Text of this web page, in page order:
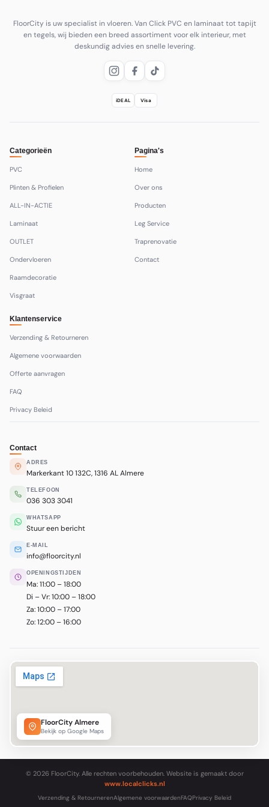
FloorCity is uw specialist in vloeren. Van Click PVC en laminaat tot tapijt
en tegels, wij bieden een breed assortiment voor elk interieur, met
deskundig advies en snelle levering.
iDEAL Visa
Categorieën
PVC
Plinten & Profielen
ALL-IN-ACTIE
Laminaat
OUTLET
Ondervloeren
Raamdecoratie
Visgraat
Pagina's
Home
Over ons
Producten
Leg Service
Traprenovatie
Contact
Klantenservice
Verzending & Retourneren
Algemene voorwaarden
Offerte aanvragen
FAQ
Privacy Beleid
Contact
ADRES
Markerkant 10 132C, 1316 AL Almere
TELEFOON
036 303 3041
WHATSAPP
Stuur een bericht
E-MAIL
info@floorcity.nl
OPENINGSTIJDEN
Ma: 11:00 – 18:00
Di – Vr: 10:00 – 18:00
Za: 10:00 – 17:00
Zo: 12:00 – 16:00
FloorCity Almere
Bekijk op Google Maps
© 2026 FloorCity. Alle rechten voorbehouden. Website is gemaakt door
www.localclicks.nl
Verzending & RetournerenAlgemene voorwaardenFAQPrivacy Beleid